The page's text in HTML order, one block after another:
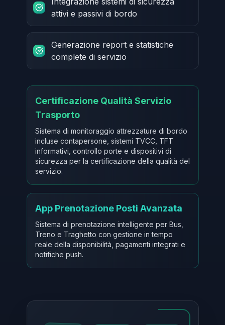
attivi e passivi di bordo
Generazione report e statistiche
complete di servizio
Certificazione Qualità Servizio
Trasporto
Sistema di monitoraggio attrezzature di bordo
incluse contapersone, sistemi TVCC, TFT
informativi, controllo porte e dispositivi di
sicurezza per la certificazione della qualità del
servizio.
App Prenotazione Posti Avanzata
Sistema di prenotazione intelligente per Bus,
Treno e Traghetto con gestione in tempo
reale della disponibilità, pagamenti integrati e
notifiche push.